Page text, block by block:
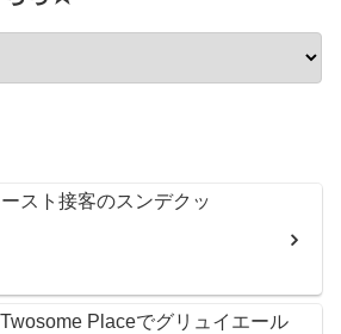
スト接客のスンデクッ
Placeでグリュイエール